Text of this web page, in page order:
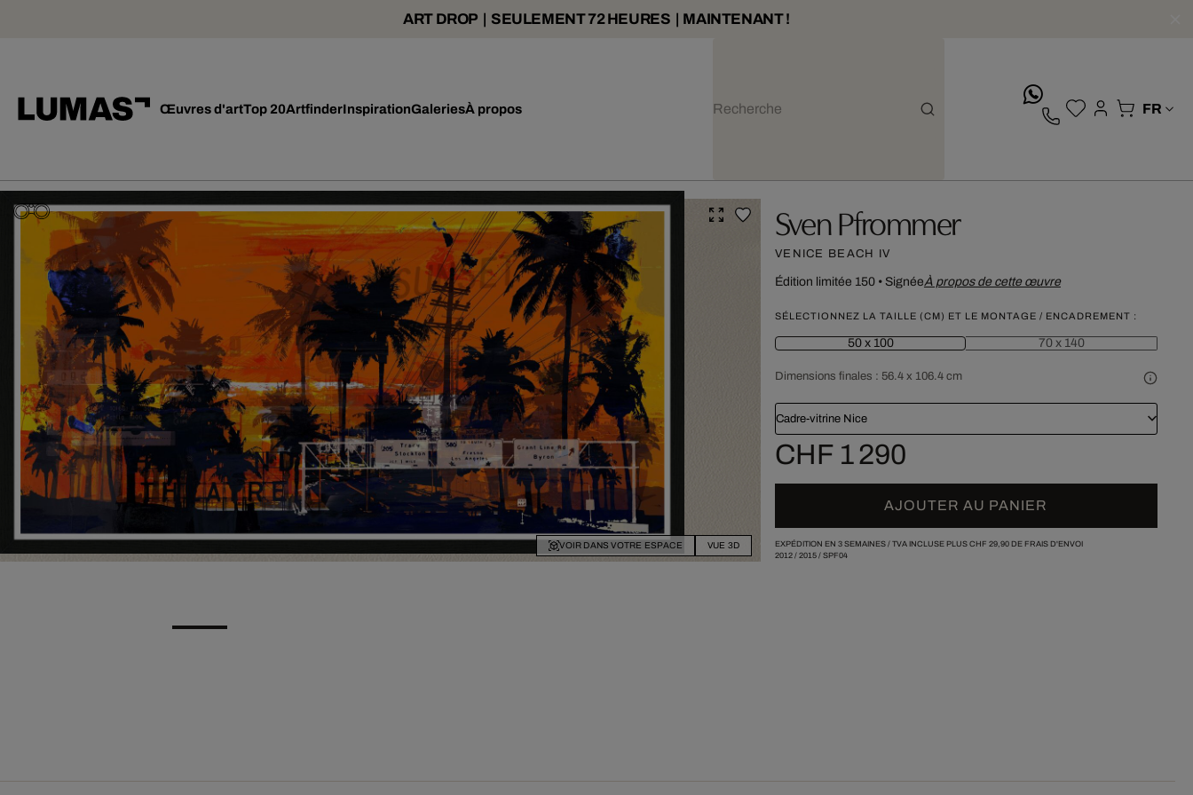
ART DROP | SEULEMENT 72 HEURES | MAINTENANT !
Œuvres d'artTop 20ArtfinderInspirationGaleriesÀ propos
VOIR DANS VOTRE ESPACE VUE 3D
Sven Pfrommer
VENICE BEACH IV
Édition limitée 150• SignéeÀ propos de cette œuvre
SÉLECTIONNEZ LA TAILLE (CM) ET LE MONTAGE / ENCADREMENT :
50 x 100 70 x 140
Dimensions finales : 56.4 x 106.4 cm
Cadre-vitrine Nice
CHF 1 290
AJOUTER AU PANIER
EXPÉDITION EN 3 SEMAINES / TVA INCLUSE PLUS CHF 29,90DE FRAIS D'ENVOI
2012/ 2015/ SPF04